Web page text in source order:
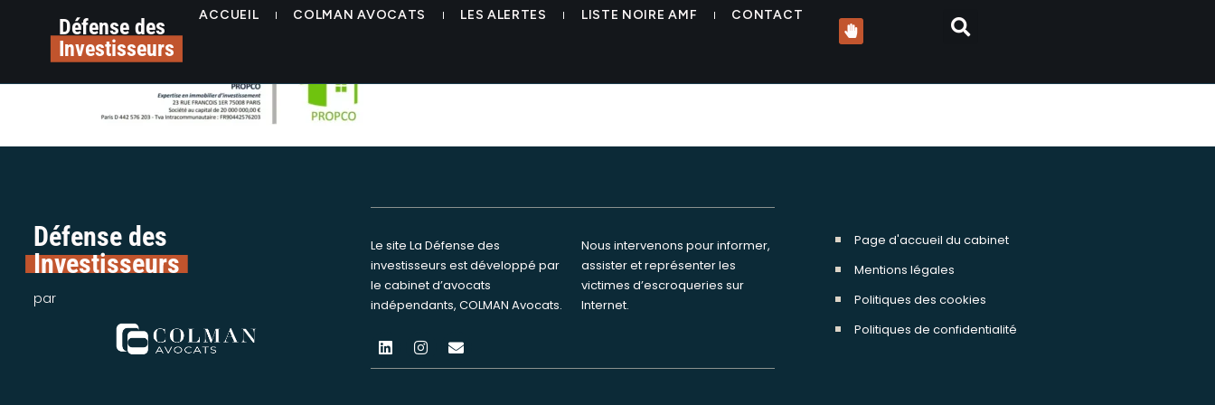
Défense des
Investisseurs
ACCUEIL COLMAN AVOCATS LES ALERTES LISTE NOIRE AMF CONTACT
propco-immo-alerte-plateforme-colman-avocats-escroquerie
Défense des
Investisseurs
par
Le site La Défense des
investisseurs est développé par
le cabinet d’avocats
indépendants, COLMAN Avocats.
Nous intervenons pour informer,
assister et représenter les
victimes d’escroqueries sur
Internet.
Page d'accueil du cabinet
Mentions légales
Politiques des cookies
Politiques de confidentialité